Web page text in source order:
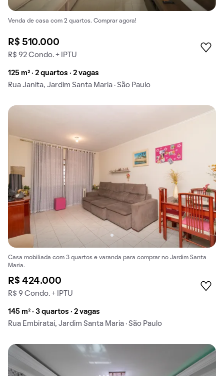
Venda de casa com 2 quartos. Comprar agora!
R$ 510.000
R$ 92 Condo. + IPTU
125 m² · 2 quartos · 2 vagas
Rua Janita, Jardim Santa Maria · São Paulo
Casa mobiliada com 3 quartos e varanda para comprar no Jardim Santa
Maria.
R$ 424.000
R$ 9 Condo. + IPTU
145 m² · 3 quartos · 2 vagas
Rua Embirataí, Jardim Santa Maria · São Paulo